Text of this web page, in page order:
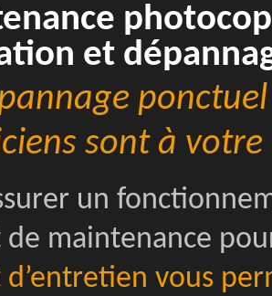
et
sont à
un
de maintenance
vous